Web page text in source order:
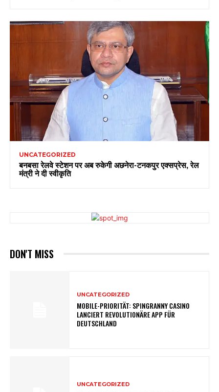
UNCATEGORIZED
बनबसा रेलवे स्टेशन पर अब रुकेगी अछनेरा-टनकपुर एक्सप्रेस, रेल
मंत्री ने दी स्वीकृति
DON'T MISS
UNCATEGORIZED
MOBILE-PRIORITÄT: SPINGRANNY CASINO
LANCIERT REVOLUTIONÄRE APP FÜR
DEUTSCHLAND
UNCATEGORIZED